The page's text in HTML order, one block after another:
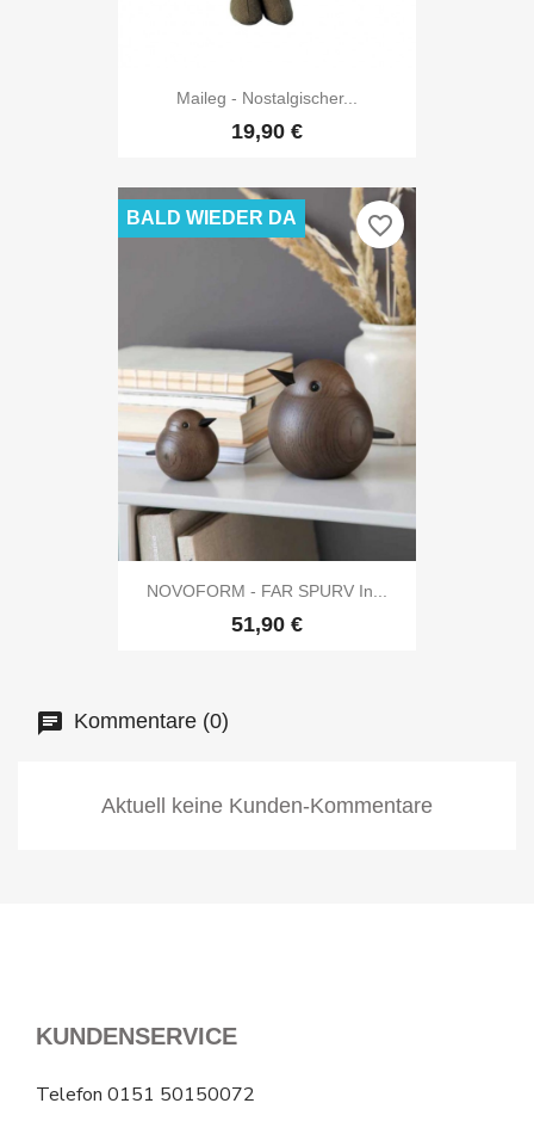
Maileg - Nostalgischer...
19,90 €
NOVOFORM - FAR SPURV In...
51,90 €
BALD WIEDER DA favorite_border
Kommentare (0)
Aktuell keine Kunden-Kommentare
KUNDENSERVICE
Telefon 0151 50150072